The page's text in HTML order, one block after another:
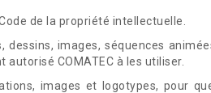
de la propriété intellectuelle.
images, séquences
COMATEC à les utiliser.
images et logotypes, pour